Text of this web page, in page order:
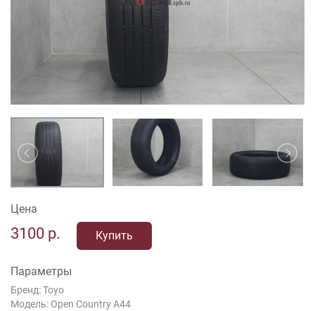
Цена
3100 р. Купить
Параметры
Бренд: Toyo
Модель: Open Country A44